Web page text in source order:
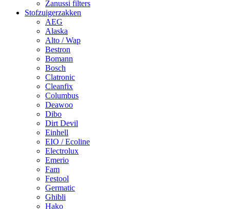
Zanussi filters
Stofzuigerzakken
AEG
Alaska
Alto / Wap
Bestron
Bomann
Bosch
Clatronic
Cleanfix
Columbus
Deawoo
Dibo
Dirt Devil
Einhell
EIO / Ecoline
Electrolux
Emerio
Fam
Festool
Germatic
Ghibli
Hako